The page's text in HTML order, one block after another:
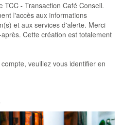
TCC - Transaction Café Conseil.
l'accès aux informations
et aux services d'alerte. Merci
Cette création est totalement
veuillez vous identifier en